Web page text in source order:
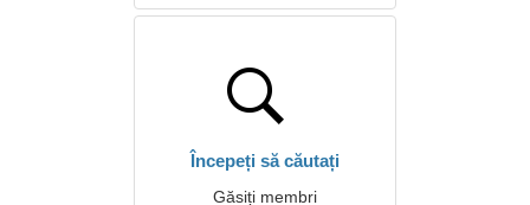
Începeți să căutați
Găsiți membri